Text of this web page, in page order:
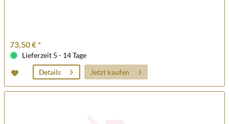
73,50 € *
Lieferzeit 5 - 14 Tage
Details
Jetzt kaufen